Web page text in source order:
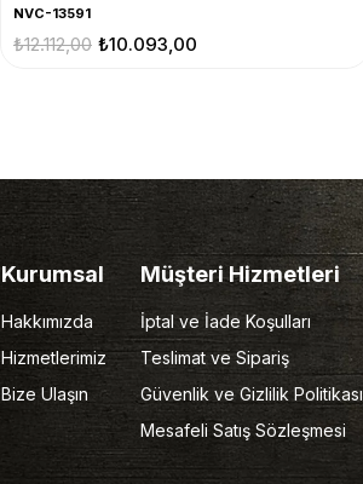
NVC-13591
₺10.093,00
₺12.112,00
Kurumsal
Hakkımızda
Hizmetlerimiz
Bize Ulaşın
Müşteri Hizmetleri
İptal ve İade Koşulları
Teslimat ve Sipariş
Güvenlik ve Gizlilik Politikası
Mesafeli Satış Sözleşmesi